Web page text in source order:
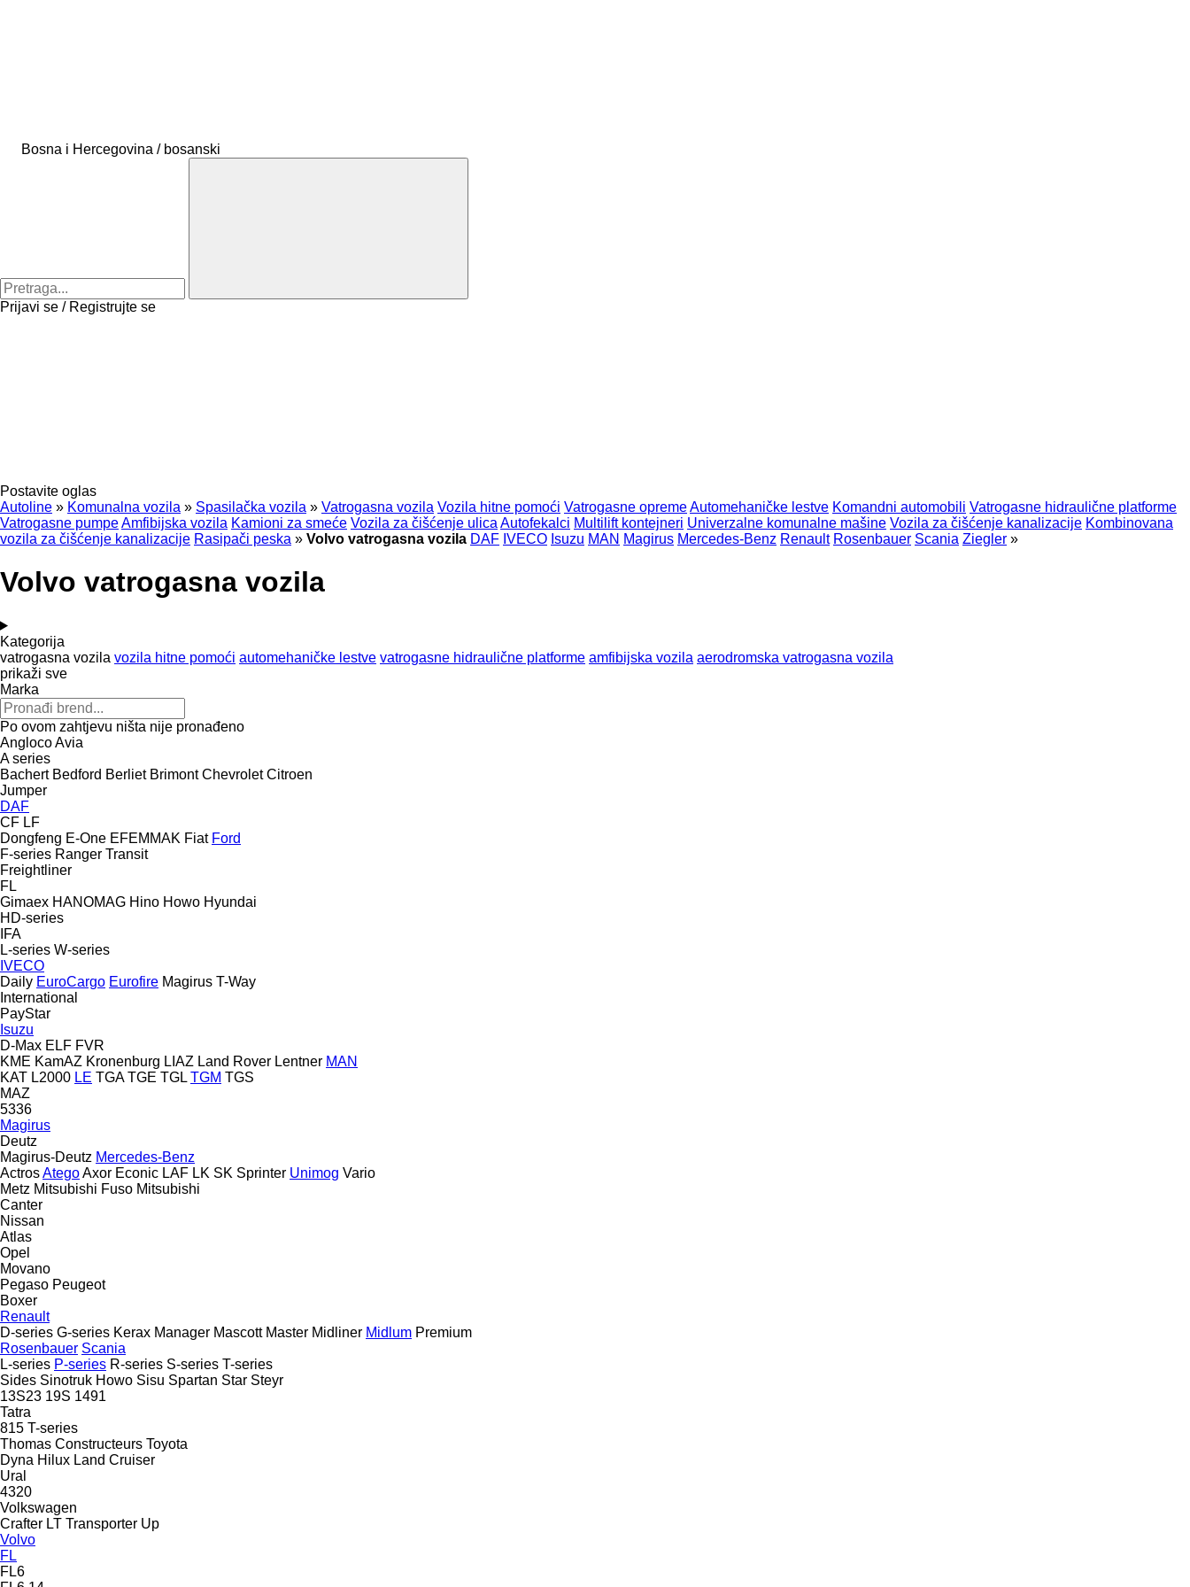
Bosna i Hercegovina / bosanski
Prijavi se / Registrujte se
Postavite oglas
Autoline » Komunalna vozila » Spasilačka vozila » Vatrogasna vozila Vozila hitne pomoći Vatrogasne opremeAutomehaničke lestve Komandni automobili Vatrogasne hidraulične platforme
Vatrogasne pumpeAmfibijska vozila Kamioni za smeće Vozila za čišćenje ulica Autofekalci Multilift kontejneri Univerzalne komunalne mašine Vozila za čišćenje kanalizacije Kombinovana
vozila za čišćenje kanalizacije Rasipači peska » Volvo vatrogasna vozila DAF IVECO Isuzu MAN Magirus Mercedes-Benz Renault Rosenbauer Scania Ziegler »
Volvo vatrogasna vozila
Kategorija
vatrogasna vozila vozila hitne pomoći automehaničke lestve vatrogasne hidraulične platforme amfibijska vozila aerodromska vatrogasna vozila
prikaži sve
Marka
Po ovom zahtjevu ništa nije pronađeno
AnglocoAvia
A series
Bachert Bedford Berliet Brimont Chevrolet Citroen
Jumper
DAF
CF LF
Dongfeng E-One EFEMMAK Fiat Ford
F-series Ranger Transit
Freightliner
FL
Gimaex HANOMAG Hino Howo Hyundai
HD-series
IFA
L-series W-series
IVECO
Daily EuroCargo Eurofire Magirus T-Way
International
PayStar
Isuzu
D-Max ELF FVR
KME KamAZ Kronenburg LIAZ Land Rover Lentner MAN
KAT L2000 LE TGA TGE TGL TGM TGS
MAZ
5336
Magirus
Deutz
Magirus-Deutz Mercedes-Benz
ActrosAtegoAxor Econic LAF LK SK Sprinter Unimog Vario
Metz Mitsubishi Fuso Mitsubishi
Canter
Nissan
Atlas
Opel
Movano
Pegaso Peugeot
Boxer
Renault
D-series G-series Kerax Manager Mascott Master Midliner Midlum Premium
Rosenbauer Scania
L-series P-series R-series S-series T-series
Sides Sinotruk Howo Sisu Spartan Star Steyr
13S23 19S 1491
Tatra
815 T-series
Thomas Constructeurs Toyota
Dyna Hilux Land Cruiser
Ural
4320
Volkswagen
Crafter LT Transporter Up
Volvo
FL
FL6